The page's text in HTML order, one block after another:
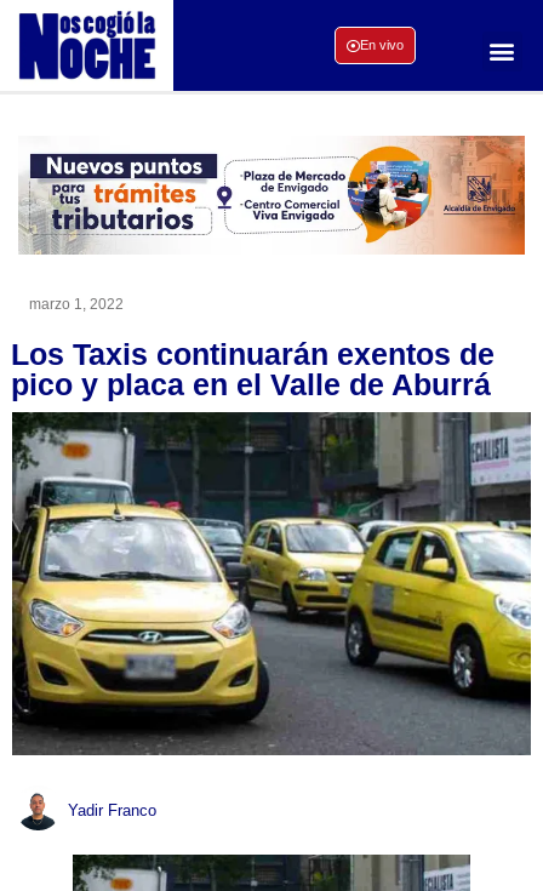
En vivo
marzo 1, 2022
Los Taxis continuarán exentos de
pico y placa en el Valle de Aburrá
Yadir Franco